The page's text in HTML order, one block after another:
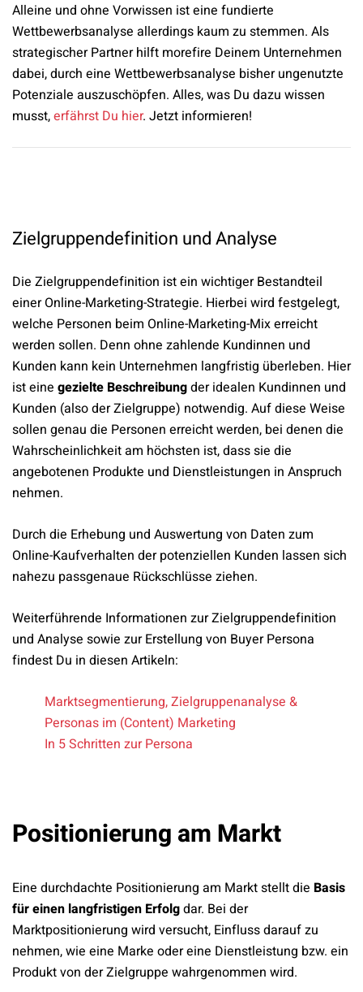
Alleine und ohne Vorwissen ist eine fundierte
Wettbewerbsanalyse allerdings kaum zu stemmen. Als
strategischer Partner hilft morefire Deinem Unternehmen
dabei, durch eine Wettbewerbsanalyse bisher ungenutzte
Potenziale auszuschöpfen. Alles, was Du dazu wissen
musst,erfährst Du hier. Jetzt informieren!
Zielgruppendefinition und Analyse
Die Zielgruppendefinition ist ein wichtiger Bestandteil
einer Online-Marketing-Strategie. Hierbei wird festgelegt,
welche Personen beim Online-Marketing-Mix erreicht
werden sollen. Denn ohne zahlende Kundinnen und
Kunden kann kein Unternehmen langfristig überleben. Hier
ist eine gezielte Beschreibungder idealen Kundinnen und
Kunden (also der Zielgruppe) notwendig. Auf diese Weise
sollen genau die Personen erreicht werden, bei denen die
Wahrscheinlichkeit am höchsten ist, dass sie die
angebotenen Produkte und Dienstleistungen in Anspruch
nehmen.
Durch die Erhebung und Auswertung von Daten zum
Online-Kaufverhalten der potenziellen Kunden lassen sich
nahezu passgenaue Rückschlüsse ziehen.
Weiterführende Informationen zur Zielgruppendefinition
und Analyse sowie zur Erstellung von Buyer Persona
findest Du in diesen Artikeln:
Marktsegmentierung, Zielgruppenanalyse &
Personas im (Content) Marketing
In 5 Schritten zur Persona
Positionierung am Markt
Eine durchdachte Positionierung am Markt stellt die Basis
für einen langfristigen Erfolgdar. Bei der
Marktpositionierung wird versucht, Einfluss darauf zu
nehmen, wie eine Marke oder eine Dienstleistung bzw. ein
Produkt von der Zielgruppe wahrgenommen wird.